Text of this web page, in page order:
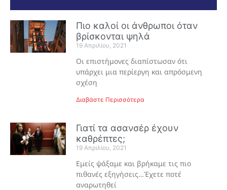
Πιο καλοί οι άνθρωποι όταν
βρίσκονται ψηλά
19 Απριλίου, 2021
Οι επιστήμονες διαπίστωσαν ότι
υπάρχει μια περίεργη και απρόσμενη
σχέση
Διαβάστε Περισσότερα
Γιατί τα ασανσέρ έχουν
καθρέπτες;
19 Απριλίου, 2021
Εμείς ψάξαμε και βρήκαμε τις πιο
πιθανές εξηγήσεις…Έχετε ποτέ
αναρωτηθεί